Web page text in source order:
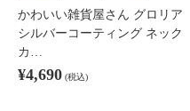
かわいい雑貨屋さん グロリア
シルバーコーティング ネック
カ…
¥4,690 (税込)